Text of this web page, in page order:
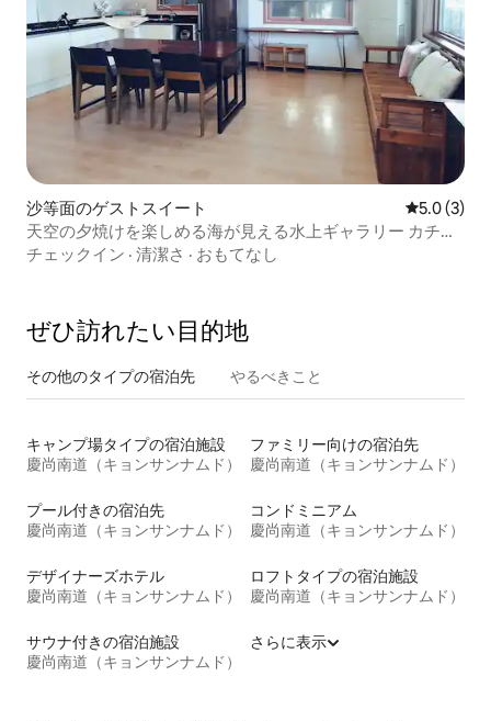
沙等面のゲストスイート レビュー3
5.0 (3)
天空の夕焼けを楽しめる海が見える水上ギャラリー カチバ
ン101号
チェックイン · 清潔さ · おもてなし
ぜひ訪⁠れ⁠た⁠い目⁠的⁠地
その他のタ⁠イ⁠プ⁠の宿⁠泊⁠先 やるべきこと
キャンプ場タイプの宿泊施設
慶尚南道（キョンサンナムド）
ファミリー向けの宿泊先
慶尚南道（キョンサンナムド）
プール付きの宿泊先
慶尚南道（キョンサンナムド）
コンドミニアム
慶尚南道（キョンサンナムド）
デザイナーズホテル
慶尚南道（キョンサンナムド）
ロフトタイプの宿泊施設
慶尚南道（キョンサンナムド）
サウナ付きの宿泊施設
慶尚南道（キョンサンナムド）
さらに表示